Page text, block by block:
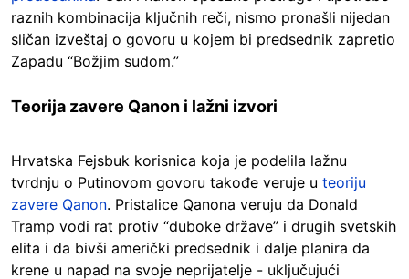
raznih kombinacija ključnih reči, nismo pronašli nijedan
sličan izveštaj o govoru u kojem bi predsednik zapretio
Zapadu “Božjim sudom.”
Teorija zavere Qanon i lažni izvori
Hrvatska Fejsbuk korisnica koja je podelila lažnu
tvrdnju o Putinovom govoru takođe veruje u teoriju
zavere Qanon. Pristalice Qanona veruju da Donald
Tramp vodi rat protiv “duboke države” i drugih svetskih
elita i da bivši američki predsednik i dalje planira da
krene u napad na svoje neprijatelje - uključujući